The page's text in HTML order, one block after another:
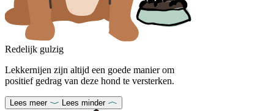
Redelijk gulzig
Lekkernijen zijn altijd een goede manier om
positief gedrag van deze hond te versterken.
Lees meer Lees minder